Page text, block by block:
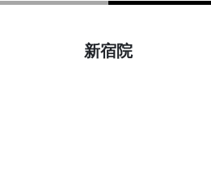
新宿院